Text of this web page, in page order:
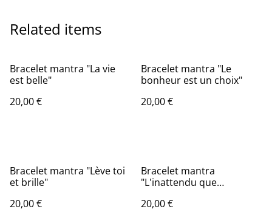
Related items
Bracelet mantra "La vie
est belle"
20,00 €
Bracelet mantra "Le
bonheur est un choix"
20,00 €
Bracelet mantra "Lève toi
et brille"
20,00 €
Bracelet mantra
"L'inattendu que
20,00 €